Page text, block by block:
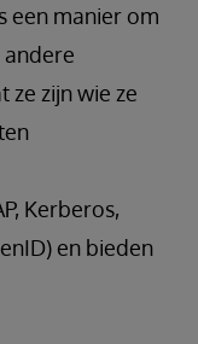
een manier om
andere
ze zijn wie ze
Kerberos,
en bieden